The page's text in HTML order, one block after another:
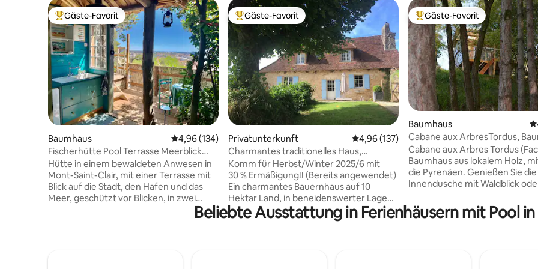
Beliebter Gäste-Favorit.
Gäste-Favorit
Baumhaus Durchschnittliche Bewertung: 4,96 von 5, 134 Bewertungen
4,96 (134)
Fischerhütte Pool Terrasse Meerblick
Stadt
Hütte in einem bewaldeten Anwesen in
Mont-Saint-Clair, mit einer Terrasse mit
Blick auf die Stadt, den Hafen und das
Meer, geschützt vor Blicken, in zwei
Außentreppe miteinander verbunden
Beliebter Gäste-Favorit.
Gäste-Favorit
Privatunterkunft Durchschnittliche Bewertung: 4,96 von 5,
4,96 (137)
Charmantes traditionelles Haus,
gemeinsamer Luxuspool
Komm für Herbst/Winter 2025/6 mit
30 % Ermäßigung!! (Bereits angewendet)
Ein charmantes Bauernhaus auf 10
Hektar Land, in beneidenswerter Lage
mit außergewöhnlichem Blick. Zu jeder
Jahreszeit genossen zu werden. Suche
Beliebter Gäste-Favorit.
Gäste-Favorit
Baumhaus
Cabane aux ArbresTordus,
mit Blick auf die Pyrenäen
Cabane aux Arbres Tordus
Baumhaus aus lokalem Holz,
die Pyrenäen. Genießen Sie
Innendusche mit Waldblick
Trampolin, Großes Bett 160 x
Bettwäsche aus Leinen, mit
an Regentagen. Möbel aus
Beliebte Ausstattung in Ferienhäusern mit Pool